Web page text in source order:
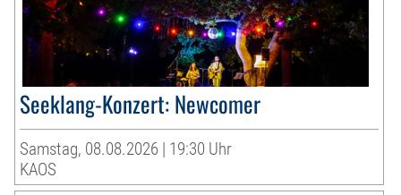
Seeklang-Konzert: Newcomer
Samstag, 08.08.2026 | 19:30 Uhr
KAOS